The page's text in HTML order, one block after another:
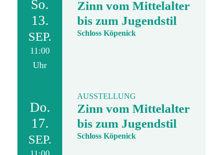
So.
13.
SEP.
11:00
Uhr
Zinn vom Mittelalter
bis zum Jugendstil
Schloss Köpenick
Do.
17.
SEP.
AUSSTELLUNG
Zinn vom Mittelalter
bis zum Jugendstil
Schloss Köpenick